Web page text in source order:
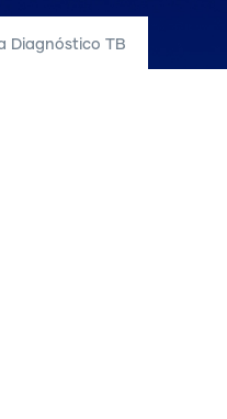
Diagnóstico TB